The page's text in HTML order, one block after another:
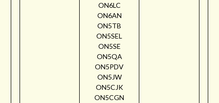
ON6LC
ON6AN
ON5TB
ON5SEL
ON5SE
ON5QA
ON5PDV
ON5JW
ON5CJK
ON5CGN